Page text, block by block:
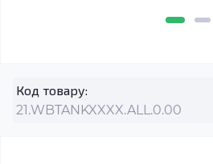
Код товару:
21.WBTANKXXXX.ALL.0.00